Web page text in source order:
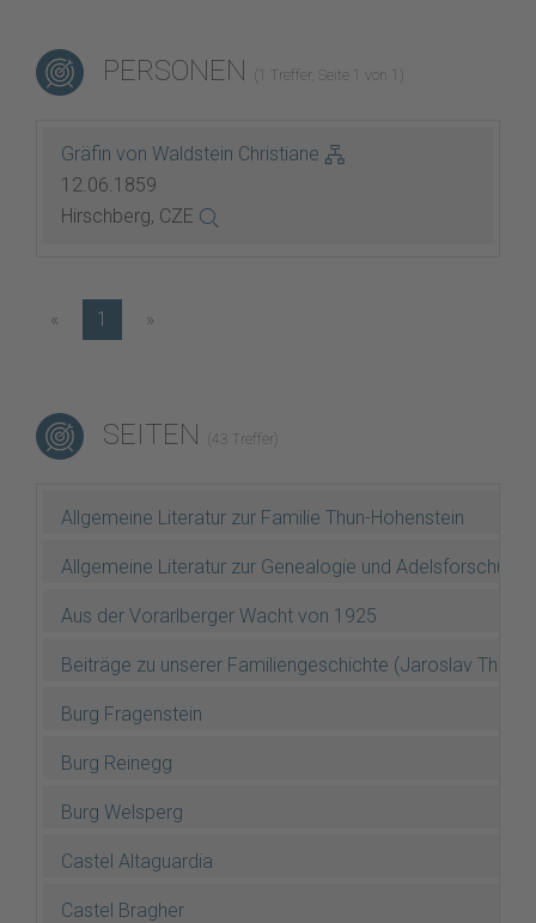
PERSONEN (1 Treffer, Seite 1 von 1)
Gräfin von Waldstein Christiane
12.06.1859
Hirschberg, CZE
« 1 »
SEITEN (43 Treffer)
Allgemeine Literatur zur Familie Thun-Hohenstein
Allgemeine Literatur zur Genealogie und Adelsforschung
Aus der Vorarlberger Wacht von 1925
Beiträge zu unserer Familiengeschichte (Jaroslav Thun
Burg Fragenstein
Burg Reinegg
Burg Welsperg
Castel Altaguardia
Castel Bragher